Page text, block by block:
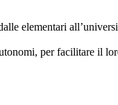
elementari
per facilitare il